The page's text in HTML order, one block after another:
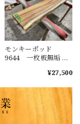
モンキーポッド
9644 一枚板無垢 乾
ｘ50mm カウンタ
ル ダイニングテー
ブル
¥27,500